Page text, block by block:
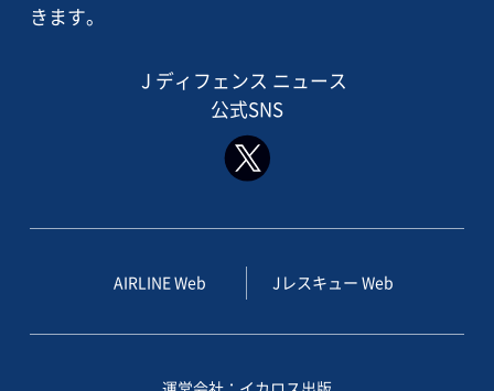
きます。
J ディフェンス ニュース
公式SNS
AIRLINE Web Jレスキュー Web